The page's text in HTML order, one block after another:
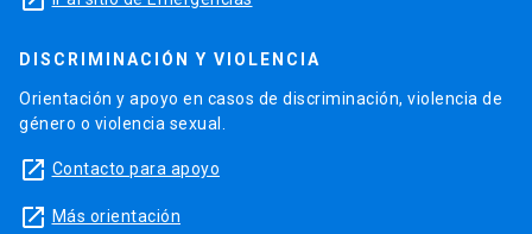
DISCRIMINACIÓN Y VIOLENCIA
Orientación y apoyo en casos de discriminación, violencia de
género o violencia sexual.
launch Contacto para apoyo
launch Más orientación